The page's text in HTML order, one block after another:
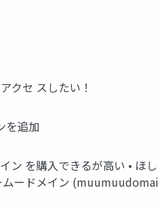
クセ スしたい！
を追加
を購入できるが高い • ほ
ムードメイン